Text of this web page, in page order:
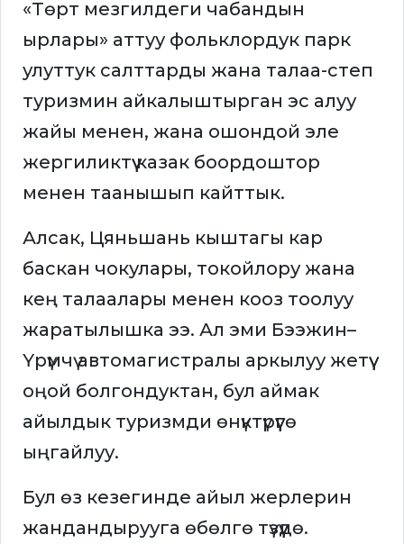
«Төрт мезгилдеги чабандын
ырлары» аттуу фольклордук парк
улуттук салттарды жана талаа-степ
туризмин айкалыштырган эс алуу
жайы менен, жана ошондой эле
жергиликтүү казак боордоштор
менен таанышып кайттык.
Алсак, Цяньшань кыштагы кар
баскан чокулары, токойлору жана
кең талаалары менен кооз тоолуу
жаратылышка ээ. Ал эми Бээжин–
Үрүмчү автомагистралы аркылуу жетүү
оңой болгондуктан, бул аймак
айылдык туризмди өнүктүрүүгө
ыңгайлуу.
Бул өз кезегинде айыл жерлерин
жандандырууга өбөлгө түзүүдө.